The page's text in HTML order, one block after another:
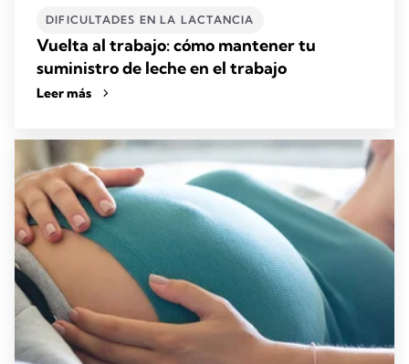
DIFICULTADES EN LA LACTANCIA
Vuelta al trabajo: cómo mantener tu
suministro de leche en el trabajo
Leer más